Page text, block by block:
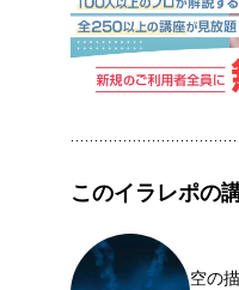
このイラレポの
空の